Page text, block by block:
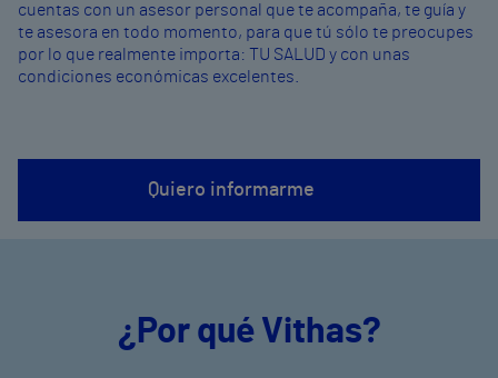
cuentas con un asesor personal que te acompaña, te guía y
te asesora en todo momento, para que tú sólo te preocupes
por lo que realmente importa: TU SALUD y con unas
condiciones económicas excelentes.
Quiero informarme
¿Por qué Vithas?